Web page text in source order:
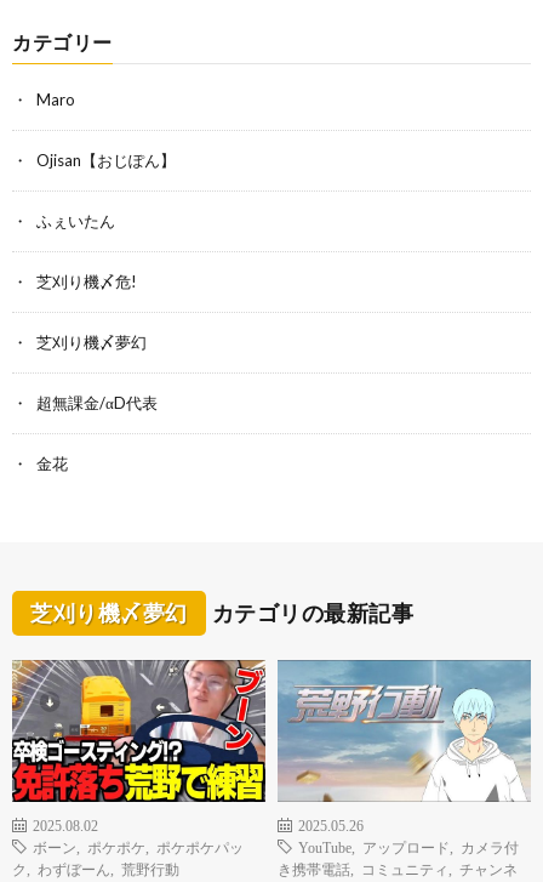
カテゴリー
Maro
Ojisan【おじぽん】
ふぇいたん
芝刈り機〆危!
芝刈り機〆夢幻
超無課金/αD代表
金花
芝刈り機〆夢幻 カテゴリの最新記事
2025.08.02
ボーン
ポケポケ
ポケポケパッ
ク
わずぼーん 荒野行動
2025.05.26
YouTube
アップロード
カメラ付
き携帯電話
コミュニティ
チャンネ